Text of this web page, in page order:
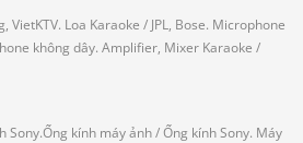
VietKTV. Loa Karaoke / JPL, Bose. Microphone
không dây. Amplifier, Mixer Karaoke /
Sony.Ống kính máy ảnh / Ống kính Sony. Máy